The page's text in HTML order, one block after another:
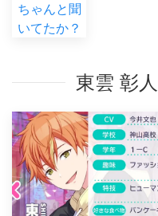
ちゃんと聞
いてたか？
東雲 彰